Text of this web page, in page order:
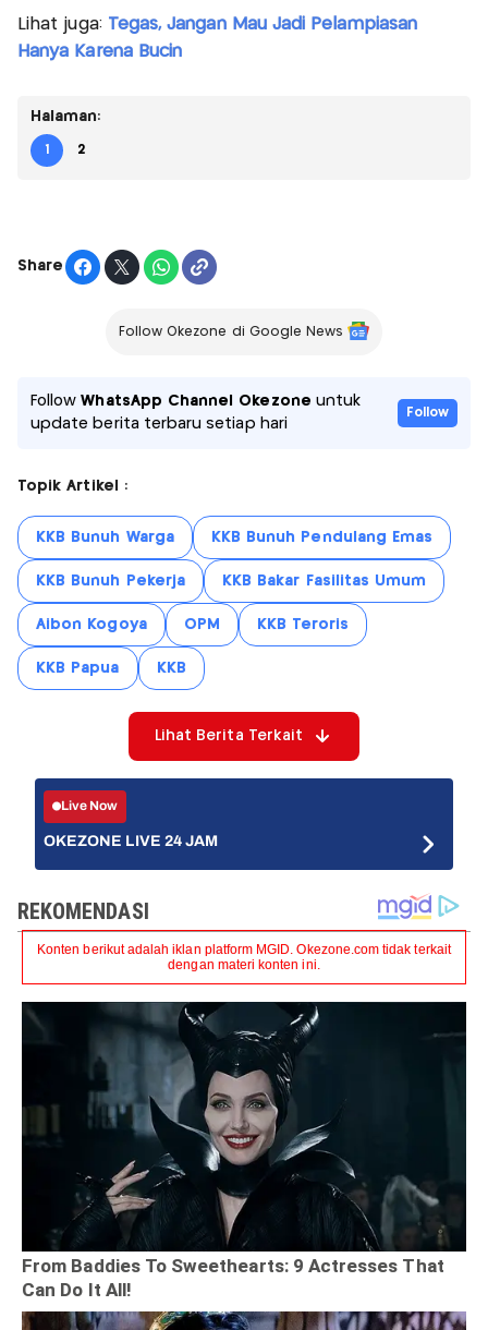
Lihat juga: Tegas, Jangan Mau Jadi Pelampiasan
Hanya Karena Bucin
Halaman:
1 2
Share
Follow Okezone di Google News
FollowWhatsApp Channel Okezone untuk
update berita terbaru setiap hari
Follow
Topik Artikel :
KKB Bunuh Warga KKB Bunuh Pendulang Emas
KKB Bunuh Pekerja KKB Bakar Fasilitas Umum
Aibon Kogoya OPM KKB Teroris
KKB Papua KKB
Lihat Berita Terkait
Live Now
OKEZONE LIVE 24 JAM